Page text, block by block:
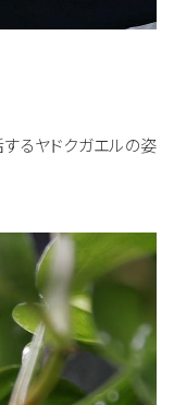
るヤドクガエルの姿